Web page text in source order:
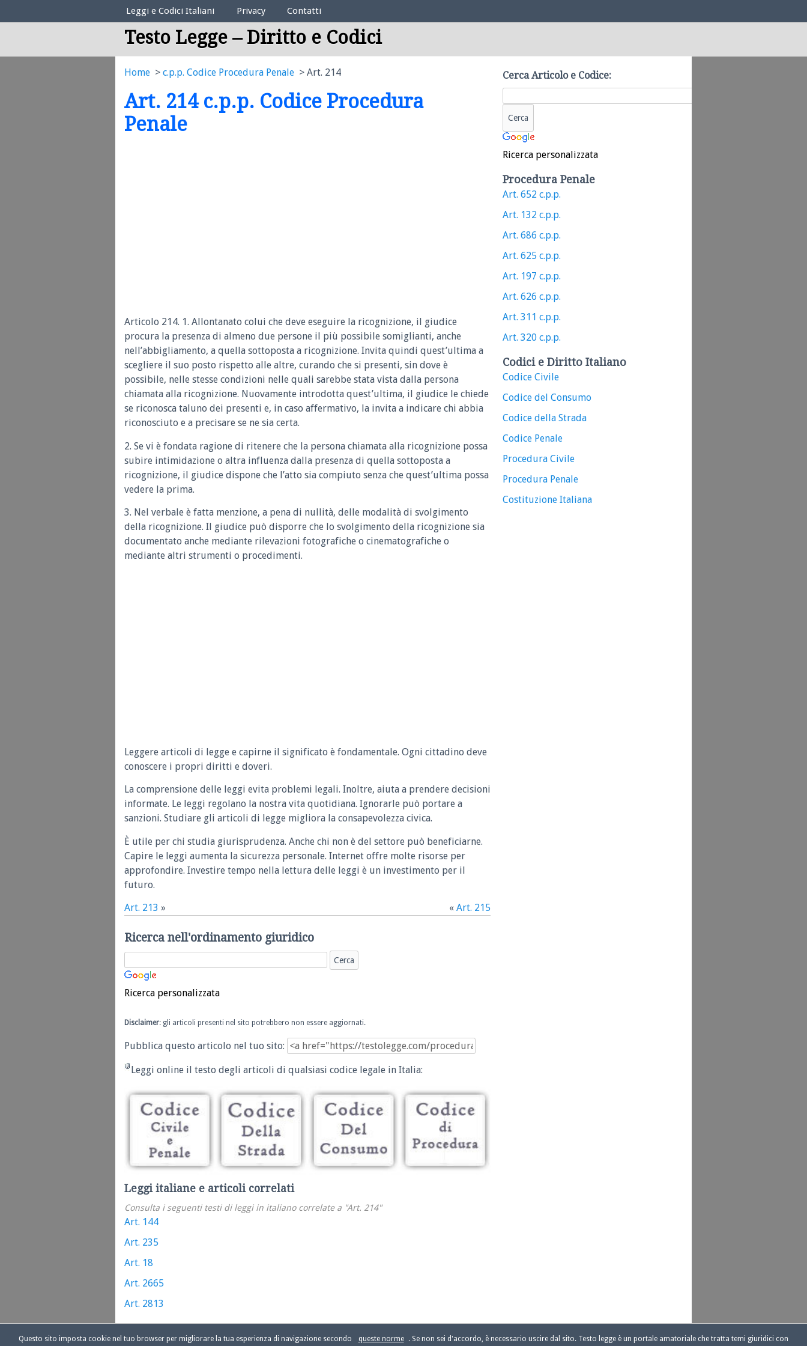
Elenco Codici Legali
Leggi e Codici Italiani Privacy Contatti
Testo Legge – Diritto e Codici
Home c.p.p. Codice Procedura Penale Art. 214
Art. 214 c.p.p. Codice Procedura
Penale
Articolo 214. 1. Allontanato colui che deve eseguire la ricognizione, il giudice
procura la presenza di almeno due persone il più possibile somiglianti, anche
nell’abbigliamento, a quella sottoposta a ricognizione. Invita quindi quest’ultima a
scegliere il suo posto rispetto alle altre, curando che si presenti, sin dove è
possibile, nelle stesse condizioni nelle quali sarebbe stata vista dalla persona
chiamata alla ricognizione. Nuovamente introdotta quest’ultima, il giudice le chiede
se riconosca taluno dei presenti e, in caso affermativo, la invita a indicare chi abbia
riconosciuto e a precisare se ne sia certa.
2. Se vi è fondata ragione di ritenere che la persona chiamata alla ricognizione possa
subire intimidazione o altra influenza dalla presenza di quella sottoposta a
ricognizione, il giudice dispone che l’atto sia compiuto senza che quest’ultima possa
vedere la prima.
3. Nel verbale è fatta menzione, a pena di nullità, delle modalità di svolgimento
della ricognizione. Il giudice può disporre che lo svolgimento della ricognizione sia
documentato anche mediante rilevazioni fotografiche o cinematografiche o
mediante altri strumenti o procedimenti.
Leggere articoli di legge e capirne il significato è fondamentale. Ogni cittadino deve
conoscere i propri diritti e doveri.
La comprensione delle leggi evita problemi legali. Inoltre, aiuta a prendere decisioni
informate. Le leggi regolano la nostra vita quotidiana. Ignorarle può portare a
sanzioni. Studiare gli articoli di legge migliora la consapevolezza civica.
È utile per chi studia giurisprudenza. Anche chi non è del settore può beneficiarne.
Capire le leggi aumenta la sicurezza personale. Internet offre molte risorse per
approfondire. Investire tempo nella lettura delle leggi è un investimento per il
futuro.
Art. 213 » « Art. 215
Ricerca nell'ordinamento giuridico
Ricerca personalizzata
Disclaimer: gli articoli presenti nel sito potrebbero non essere aggiornati.
Pubblica questo articolo nel tuo sito:
Leggi online il testo degli articoli di qualsiasi codice legale in Italia:
Leggi italiane e articoli correlati
Consulta i seguenti testi di leggi in italiano correlate a "Art. 214"
Art. 144
Art. 235
Art. 18
Art. 2665
Art. 2813
Cerca Articolo e Codice:
Ricerca personalizzata
Procedura Penale
Art. 652 c.p.p.
Art. 132 c.p.p.
Art. 686 c.p.p.
Art. 625 c.p.p.
Art. 197 c.p.p.
Art. 626 c.p.p.
Art. 311 c.p.p.
Art. 320 c.p.p.
Codici e Diritto Italiano
Codice Civile
Codice del Consumo
Codice della Strada
Codice Penale
Procedura Civile
Procedura Penale
Costituzione Italiana
Questo sito imposta cookie nel tuo browser per migliorare la tua esperienza di navigazione secondo queste norme . Se non sei d'accordo, è necessario uscire dal sito. Testo legge è un portale amatoriale che tratta temi giuridici con